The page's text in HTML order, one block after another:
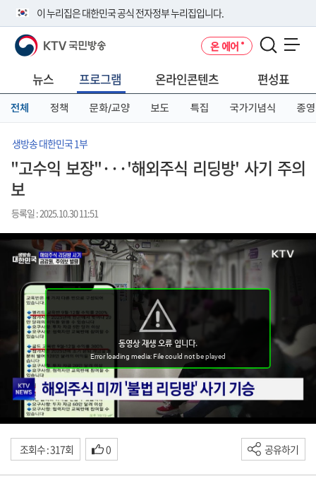
이 누리집은 대한민국 공식 전자정부 누리집입니다.
공식 누리집 주소 확인하기
니다.
이밖에 or.kr 또는 .kr등 다른 도메인 주소를 사용하고 있다면 아래 URL에
서 도메인 주소를 확인해 보세요
KTV 국민방송 온 에어
뉴스 프로그램 온라인콘텐츠 편성표
전체 정책 문화/교양 보도 특집 국가기념식 종영
생방송 대한민국 1부
"고수익 보장"···'해외주식 리딩방' 사기 주의
보
등록일 : 2025.10.30 11:51
조회수 : 317회 0 공유하기